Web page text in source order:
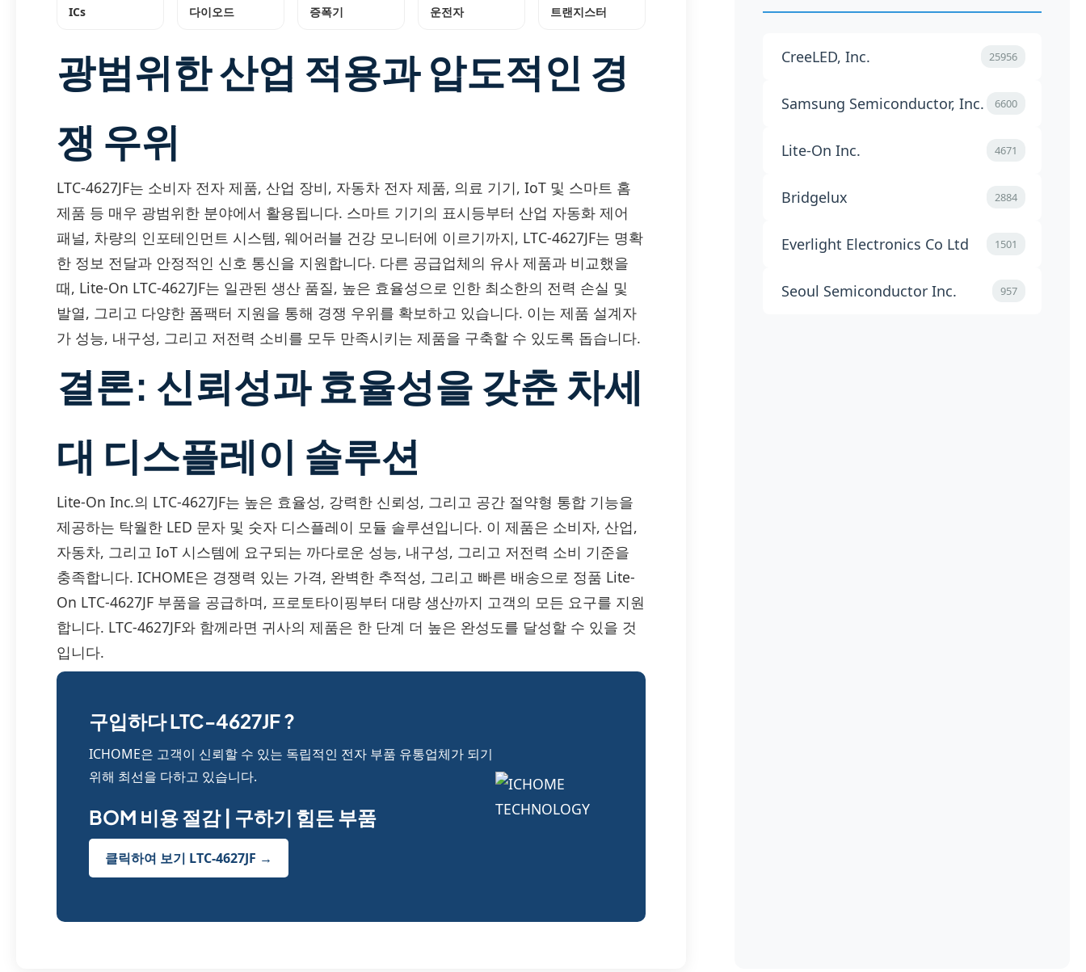
ICs 다이오드 증폭기 운전자 트랜지스터
광범위한 산업 적용과 압도적인 경
쟁 우위
LTC-4627JF는 소비자 전자 제품, 산업 장비, 자동차 전자 제품, 의료 기기, IoT 및 스마트 홈
제품 등 매우 광범위한 분야에서 활용됩니다. 스마트 기기의 표시등부터 산업 자동화 제어
패널, 차량의 인포테인먼트 시스템, 웨어러블 건강 모니터에 이르기까지, LTC-4627JF는 명확
한 정보 전달과 안정적인 신호 통신을 지원합니다. 다른 공급업체의 유사 제품과 비교했을
때, Lite-On LTC-4627JF는 일관된 생산 품질, 높은 효율성으로 인한 최소한의 전력 손실 및
발열, 그리고 다양한 폼팩터 지원을 통해 경쟁 우위를 확보하고 있습니다. 이는 제품 설계자
가 성능, 내구성, 그리고 저전력 소비를 모두 만족시키는 제품을 구축할 수 있도록 돕습니다.
결론: 신뢰성과 효율성을 갖춘 차세
대 디스플레이 솔루션
Lite-On Inc.의 LTC-4627JF는 높은 효율성, 강력한 신뢰성, 그리고 공간 절약형 통합 기능을
제공하는 탁월한 LED 문자 및 숫자 디스플레이 모듈 솔루션입니다. 이 제품은 소비자, 산업,
자동차, 그리고 IoT 시스템에 요구되는 까다로운 성능, 내구성, 그리고 저전력 소비 기준을
충족합니다. ICHOME은 경쟁력 있는 가격, 완벽한 추적성, 그리고 빠른 배송으로 정품 Lite-
On LTC-4627JF 부품을 공급하며, 프로토타이핑부터 대량 생산까지 고객의 모든 요구를 지원
합니다. LTC-4627JF와 함께라면 귀사의 제품은 한 단계 더 높은 완성도를 달성할 수 있을 것
입니다.
구입하다 LTC-4627JF ?
ICHOME은 고객이 신뢰할 수 있는 독립적인 전자 부품 유통업체가 되기
위해 최선을 다하고 있습니다.
BOM 비용 절감 | 구하기 힘든 부품
클릭하여 보기 LTC-4627JF →
CreeLED, Inc. 25956
Samsung Semiconductor, Inc. 6600
Lite-On Inc. 4671
Bridgelux 2884
Everlight Electronics Co Ltd 1501
Seoul Semiconductor Inc. 957